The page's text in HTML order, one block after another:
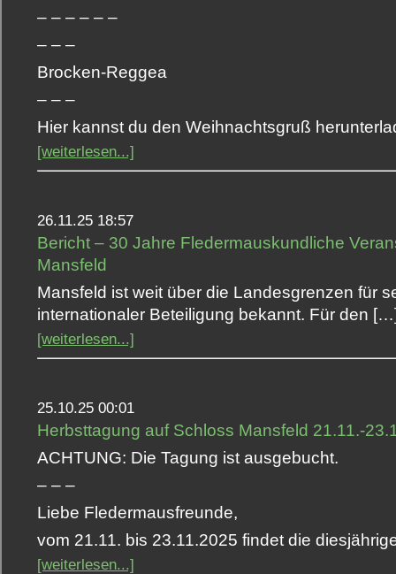
– – – – – –
– – –
Brocken-Reggea
– – –
Hier kannst du den Weihnachtsgruß
[weiterlesen...]
26.11.25 18:57
Bericht – 30 Jahre Fledermauskundliche
Mansfeld
Mansfeld ist weit über die Landesgrenzen für
internationaler Beteiligung bekannt. Für den
[weiterlesen...]
25.10.25 00:01
Herbsttagung auf Schloss Mansfeld 21.11.-
ACHTUNG: Die Tagung ist ausgebucht.
– – –
Liebe Fledermausfreunde,
vom 21.11. bis 23.11.2025 findet die
[weiterlesen...]